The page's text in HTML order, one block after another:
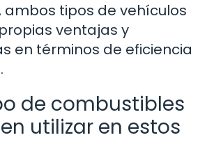
ambos tipos de vehículos
ventajas y
en términos de eficiencia
de combustibles
utilizar en estos